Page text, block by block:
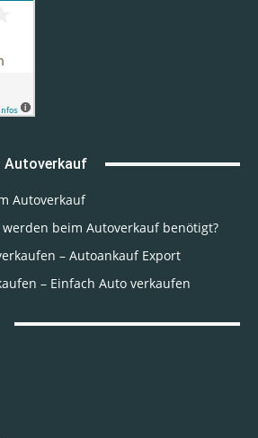
Autoverkauf
Autoverkauf
beim Autoverkauf benötigt?
– Autoankauf Export
– Einfach Auto verkaufen